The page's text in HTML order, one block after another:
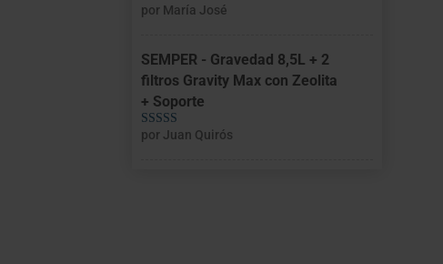
Valorado con
por María José
SEMPER - Gravedad 8,5L + 2
filtros Gravity Max con Zeolita
+ Soporte
Valorado con
por Juan Quirós